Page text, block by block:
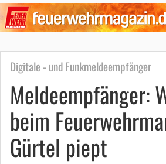
Digitale - und Funkmeldeempfänger
Meldeempfänger:
beim
Gürtel piept